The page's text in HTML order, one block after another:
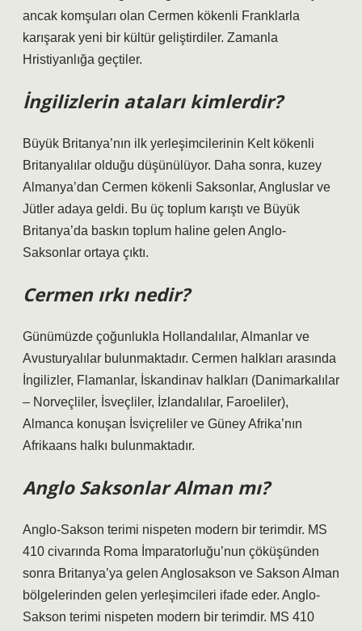
ancak komşuları olan Cermen kökenli Franklarla
karışarak yeni bir kültür geliştirdiler. Zamanla
Hristiyanlığa geçtiler.
İngilizlerin ataları kimlerdir?
Büyük Britanya’nın ilk yerleşimcilerinin Kelt kökenli
Britanyalılar olduğu düşünülüyor. Daha sonra, kuzey
Almanya’dan Cermen kökenli Saksonlar, Angluslar ve
Jütler adaya geldi. Bu üç toplum karıştı ve Büyük
Britanya’da baskın toplum haline gelen Anglo-
Saksonlar ortaya çıktı.
Cermen ırkı nedir?
Günümüzde çoğunlukla Hollandalılar, Almanlar ve
Avusturyalılar bulunmaktadır. Cermen halkları arasında
İngilizler, Flamanlar, İskandinav halkları (Danimarkalılar
– Norveçliler, İsveçliler, İzlandalılar, Faroeliler),
Almanca konuşan İsviçreliler ve Güney Afrika’nın
Afrikaans halkı bulunmaktadır.
Anglo Saksonlar Alman mı?
Anglo-Sakson terimi nispeten modern bir terimdir. MS
410 civarında Roma İmparatorluğu’nun çöküşünden
sonra Britanya’ya gelen Anglosakson ve Sakson Alman
bölgelerinden gelen yerleşimcileri ifade eder. Anglo-
Sakson terimi nispeten modern bir terimdir. MS 410